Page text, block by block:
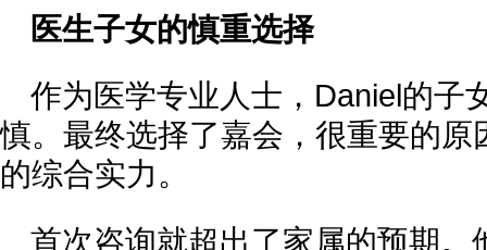
医生子女的慎重选择
作为医学专业人士，Daniel的子
慎。最终选择了嘉会，很重要的
的综合实力。
首次咨询就超出了家属的预期